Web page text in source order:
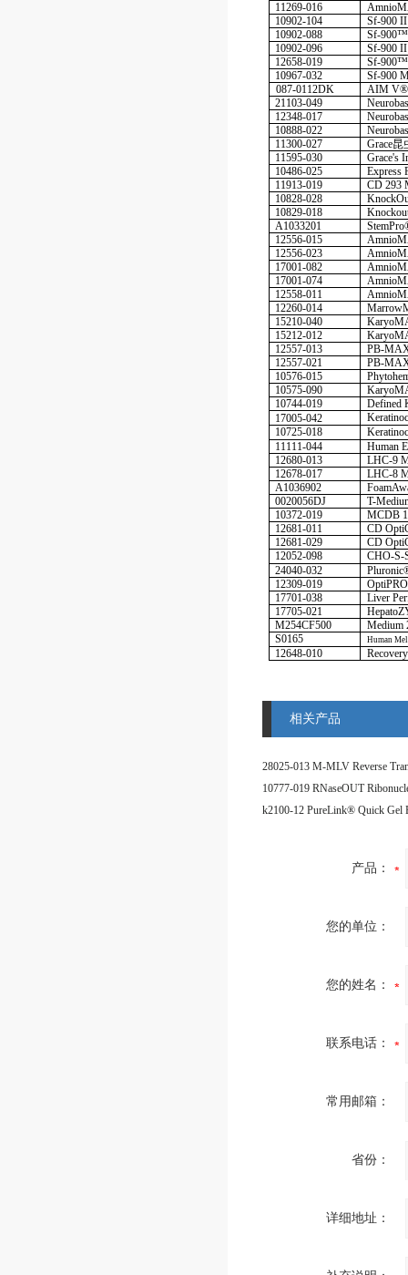
11269-016
10902-104
Sf-900
10902-088
Sf-
10902-096
Sf-900
12658-019
Sf-
10967-032
Sf-900
087-0112DK
AIM V®
21103-049
12348-017
10888-022
11300-027
Grace昆
11595-030
Grace's
10486-025
Express
11913-019
CD 293
10828-028
10829-018
A1033201
12556-015
12556-023
17001-082
17001-074
12558-011
12260-014
15210-040
15212-012
12557-013
PB-
12557-021
PB-
10576-015
10575-090
10744-019
Defined
17005-042
10725-018
11111-044
Human
12680-013
LHC-9
12678-017
LHC-8
A1036902
0020056DJ
T-
10372-019
MCDB
12681-011
CD
12681-029
CD
12052-098
CHO-
24040-032
12309-019
17701-038
Liver
17705-021
M254CF500
Medium
S0165
Human
12648-010
相关产品
产品：
您的单位：
您的姓名：
联系电话：
常用邮箱：
省份：
详细地址：